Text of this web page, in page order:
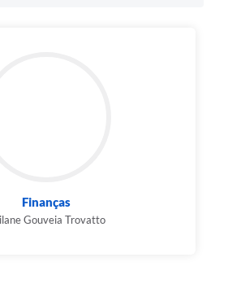
Finanças
Gouveia Trovatto